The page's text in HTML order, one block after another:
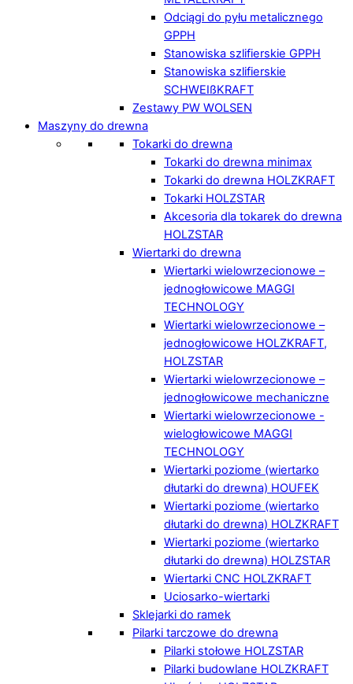
Odciągi do pyłu metalicznego
GPPH
Stanowiska szlifierskie GPPH
Stanowiska szlifierskie
SCHWEIßKRAFT
Zestawy PW WOLSEN
Maszyny do drewna
Tokarki do drewna
Tokarki do drewna minimax
Tokarki do drewna HOLZKRAFT
Tokarki HOLZSTAR
Akcesoria dla tokarek do drewna
HOLZSTAR
Wiertarki do drewna
Wiertarki wielowrzecionowe –
jednogłowicowe MAGGI
TECHNOLOGY
Wiertarki wielowrzecionowe –
jednogłowicowe HOLZKRAFT,
HOLZSTAR
Wiertarki wielowrzecionowe –
jednogłowicowe mechaniczne
Wiertarki wielowrzecionowe -
wielogłowicowe MAGGI
TECHNOLOGY
Wiertarki poziome (wiertarko
dłutarki do drewna) HOUFEK
Wiertarki poziome (wiertarko
dłutarki do drewna) HOLZKRAFT
Wiertarki poziome (wiertarko
dłutarki do drewna) HOLZSTAR
Wiertarki CNC HOLZKRAFT
Uciosarko-wiertarki
Sklejarki do ramek
Pilarki tarczowe do drewna
Pilarki stołowe HOLZSTAR
Pilarki budowlane HOLZKRAFT